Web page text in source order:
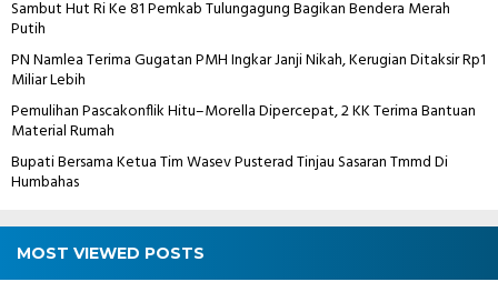
Sambut Hut Ri Ke 81 Pemkab Tulungagung Bagikan Bendera Merah
Putih
PN Namlea Terima Gugatan PMH Ingkar Janji Nikah, Kerugian Ditaksir Rp1
Miliar Lebih
Pemulihan Pascakonflik Hitu–Morella Dipercepat, 2 KK Terima Bantuan
Material Rumah
Bupati Bersama Ketua Tim Wasev Pusterad Tinjau Sasaran Tmmd Di
Humbahas
MOST VIEWED POSTS